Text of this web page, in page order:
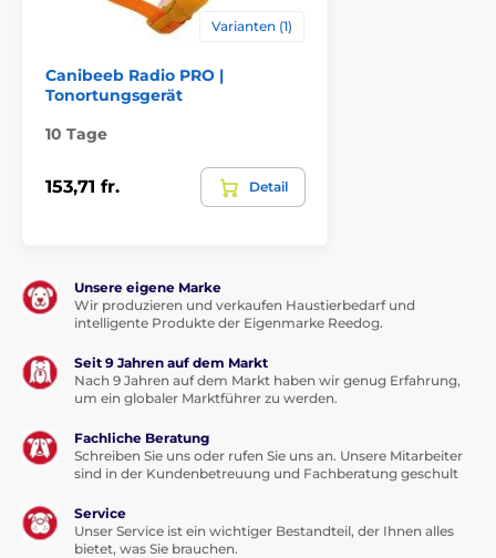
Varianten (1)
Canibeeb Radio PRO |
Tonortungsgerät
10 Tage
153,71 fr. Detail
Unsere eigene Marke
Wir produzieren und verkaufen Haustierbedarf und
intelligente Produkte der Eigenmarke Reedog.
Seit 9 Jahren auf dem Markt
Nach 9 Jahren auf dem Markt haben wir genug Erfahrung,
um ein globaler Marktführer zu werden.
Fachliche Beratung
Schreiben Sie uns oder rufen Sie uns an. Unsere Mitarbeiter
sind in der Kundenbetreuung und Fachberatung geschult
Service
Unser Service ist ein wichtiger Bestandteil, der Ihnen alles
bietet, was Sie brauchen.